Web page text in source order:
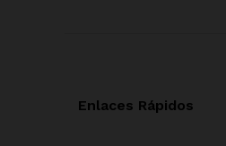
Enlaces Rápidos